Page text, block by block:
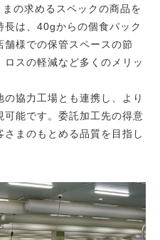
の求めるスペックの商品を
長は、40gからの個食パック
様での保管スペースの節
スの軽減など多くのメリッ
協力工場とも連携し、より
能です。委託加工先の得意
まのもとめる品質を目指し